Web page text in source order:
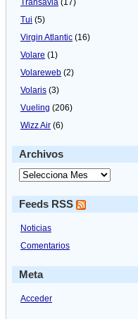
Tui (5)
Virgin Atlantic (16)
Volare (1)
Volareweb (2)
Volaris (3)
Vueling (206)
Wizz Air (6)
Archivos
Feeds RSS
Noticias
Comentarios
Meta
Acceder